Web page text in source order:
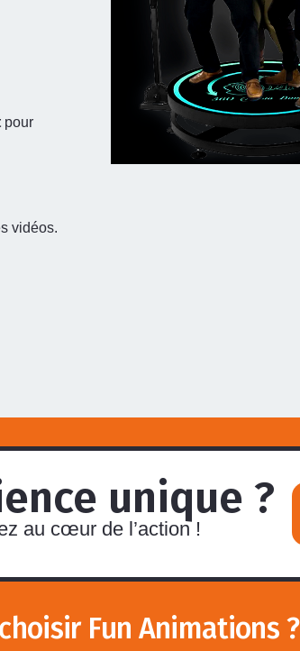
pour
vidéos.
unique ?
au cœur de l’action !
Fun Animations ?